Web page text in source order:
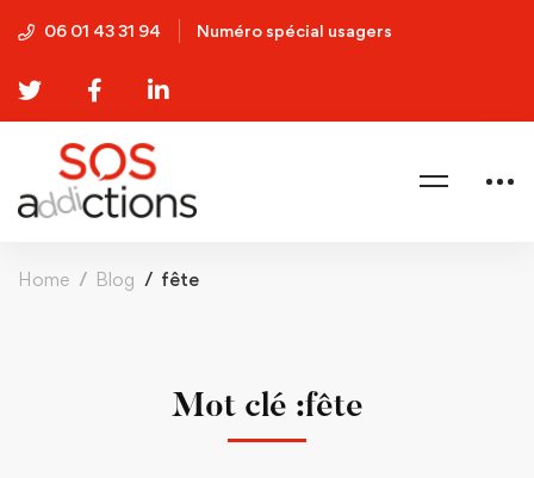
06 01 43 31 94 Numéro spécial usagers
Home Blog fête
Mot clé :fête